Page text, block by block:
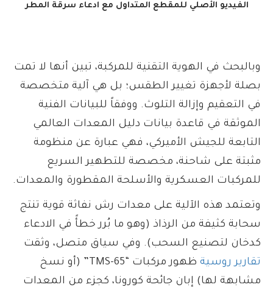
الفيديو الأصلي للمقطع المتداول مع ادعاء سرقة المطر
وبالبحث في الهوية التقنية للمركبة، تبين أنها لا تمت
بصلة لأجهزة تغيير الطقس؛ بل هي آلية متخصصة
في التعقيم وإزالة التلوث. ووفقاً للبيانات الفنية
الموثقة في قاعدة بيانات دليل المعدات العالمي
التابعة للجيش الأميركي، فهي عبارة عن منظومة
مثبتة على شاحنة، مخصصة للتطهير السريع
للمركبات العسكرية والأسلحة المقطورة والمعدات.
وتعتمد هذه الآلية على معدات رش نفاثة قوية تنتج
سحابة كثيفة من الرذاذ (وهو ما بُرر خطأً في الادعاء
كدخان لتصنيع السحب). وفي سياق متصل، وثقت
تقارير روسية
ظهور مركبات “TMS-65” (أو نسخ
مشابهة لها) إبان جائحة كورونا، كجزء من المعدات